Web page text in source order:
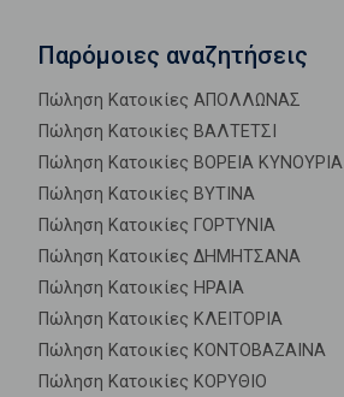
Παρόμοιες αναζητήσεις
Πώληση Κατοικίες ΑΠΟΛΛΩΝΑΣ
Πώληση Κατοικίες ΒΑΛΤΕΤΣΙ
Πώληση Κατοικίες ΒΟΡΕΙΑ ΚΥΝΟΥΡΙΑ
Πώληση Κατοικίες ΒΥΤΙΝΑ
Πώληση Κατοικίες ΓΟΡΤΥΝΙΑ
Πώληση Κατοικίες ΔΗΜΗΤΣΑΝΑ
Πώληση Κατοικίες ΗΡΑΙΑ
Πώληση Κατοικίες ΚΛΕΙΤΟΡΙΑ
Πώληση Κατοικίες ΚΟΝΤΟΒΑΖΑΙΝΑ
Πώληση Κατοικίες ΚΟΡΥΘΙΟ